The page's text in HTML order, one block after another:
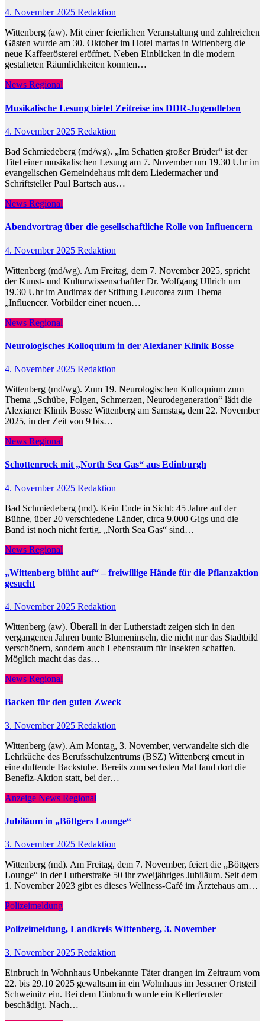
4. November 2025 Redaktion
Wittenberg (aw). Mit einer feierlichen Veranstaltung und zahlreichen
Gästen wurde am 30. Oktober im Hotel martas in Wittenberg die
neue Kaffeerösterei eröffnet. Neben Einblicken in die modern
gestalteten Räumlichkeiten konnten…
News Regional
Musikalische Lesung bietet Zeitreise ins DDR-Jugendleben
4. November 2025 Redaktion
Bad Schmiedeberg (md/wg). „Im Schatten großer Brüder“ ist der
Titel einer musikalischen Lesung am 7. November um 19.30 Uhr im
evangelischen Gemeindehaus mit dem Liedermacher und
Schriftsteller Paul Bartsch aus…
News Regional
Abendvortrag über die gesellschaftliche Rolle von Influencern
4. November 2025 Redaktion
Wittenberg (md/wg). Am Freitag, dem 7. November 2025, spricht
der Kunst- und Kulturwissenschaftler Dr. Wolfgang Ullrich um
19.30 Uhr im Audimax der Stiftung Leucorea zum Thema
„Influencer. Vorbilder einer neuen…
News Regional
Neurologisches Kolloquium in der Alexianer Klinik Bosse
4. November 2025 Redaktion
Wittenberg (md/wg). Zum 19. Neurologischen Kolloquium zum
Thema „Schübe, Folgen, Schmerzen, Neurodegeneration“ lädt die
Alexianer Klinik Bosse Wittenberg am Samstag, dem 22. November
2025, in der Zeit von 9 bis…
News Regional
Schottenrock mit „North Sea Gas“ aus Edinburgh
4. November 2025 Redaktion
Bad Schmiedeberg (md). Kein Ende in Sicht: 45 Jahre auf der
Bühne, über 20 verschiedene Länder, circa 9.000 Gigs und die
Band ist noch nicht fertig. „North Sea Gas“ sind…
News Regional
„Wittenberg blüht auf“ – freiwillige Hände für die Pflanzaktion
gesucht
4. November 2025 Redaktion
Wittenberg (aw). Überall in der Lutherstadt zeigen sich in den
vergangenen Jahren bunte Blumeninseln, die nicht nur das Stadtbild
verschönern, sondern auch Lebensraum für Insekten schaffen.
Möglich macht das das…
News Regional
Backen für den guten Zweck
3. November 2025 Redaktion
Wittenberg (aw). Am Montag, 3. November, verwandelte sich die
Lehrküche des Berufsschulzentrums (BSZ) Wittenberg erneut in
eine duftende Backstube. Bereits zum sechsten Mal fand dort die
Benefiz-Aktion statt, bei der…
Anzeige News Regional
Jubiläum in „Böttgers Lounge“
3. November 2025 Redaktion
Wittenberg (md). Am Freitag, dem 7. November, feiert die „Böttgers
Lounge“ in der Lutherstraße 50 ihr zweijähriges Jubiläum. Seit dem
1. November 2023 gibt es dieses Wellness-Café im Ärztehaus am…
Polizeimeldung
Polizeimeldung, Landkreis Wittenberg, 3. November
3. November 2025 Redaktion
Einbruch in Wohnhaus Unbekannte Täter drangen im Zeitraum vom
22. bis 29.10 2025 gewaltsam in ein Wohnhaus im Jessener Ortsteil
Schweinitz ein. Bei dem Einbruch wurde ein Kellerfenster
beschädigt. Nach…